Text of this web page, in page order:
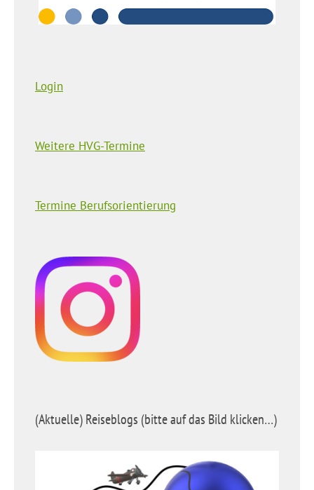
Login
Weitere HVG-Termine
Termine Berufsorientierung
(Aktuelle) Reiseblogs (bitte auf das Bild klicken…)